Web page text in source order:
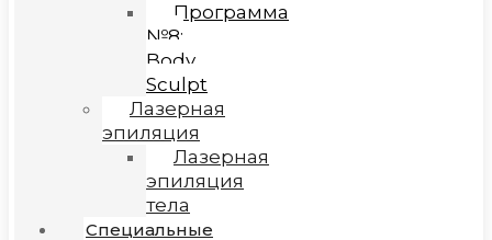
Программа
№8:
Body
Sculpt
Лазерная
эпиляция
Лазерная
эпиляция
тела
Специальные